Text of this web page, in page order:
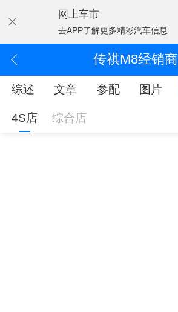
网上车市
去APP了解更多精彩汽车信息
传祺M8经销商
综述 文章 参配 图片
4S店 综合店